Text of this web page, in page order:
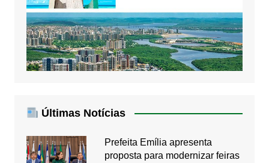
Últimas Notícias
Prefeita Emília apresenta
proposta para modernizar feiras